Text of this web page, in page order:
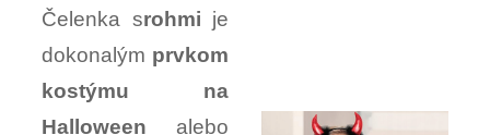
Čelenka srohmi je
dokonalým prvkom
kostýmu na
Halloween alebo